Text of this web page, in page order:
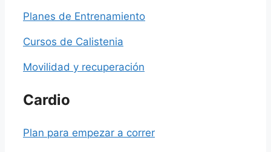
Planes de Entrenamiento
Cursos de Calistenia
Movilidad y recuperación
Cardio
Plan para empezar a correr